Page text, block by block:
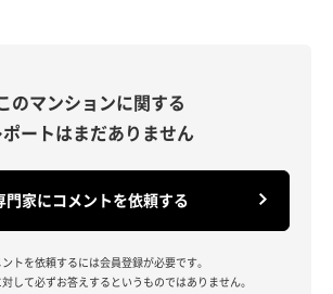
のマンションに関する
ポートはまだありません
門家にコメントを依頼する
トを依頼するには会員登録が必要です。
して必ずお答えするというものではありません。